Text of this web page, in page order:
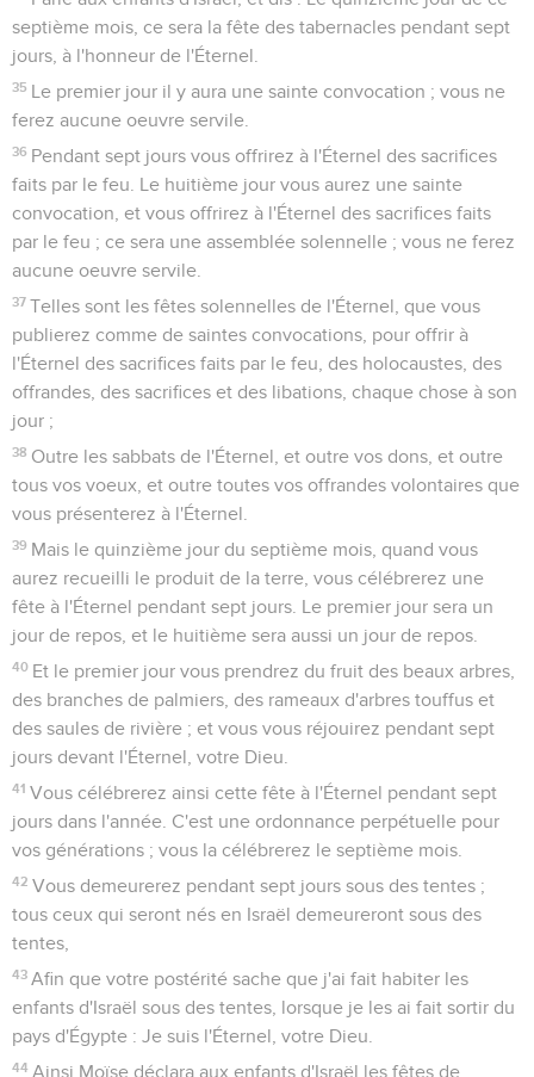
septième mois, ce sera la fête des tabernacles pendant sept
jours, à l'honneur de l'Éternel.
35 Le premier jour il y aura une sainte convocation ; vous ne
ferez aucune oeuvre servile.
36 Pendant sept jours vous offrirez à l'Éternel des sacrifices
faits par le feu. Le huitième jour vous aurez une sainte
convocation, et vous offrirez à l'Éternel des sacrifices faits
par le feu ; ce sera une assemblée solennelle ; vous ne ferez
aucune oeuvre servile.
37 Telles sont les fêtes solennelles de l'Éternel, que vous
publierez comme de saintes convocations, pour offrir à
l'Éternel des sacrifices faits par le feu, des holocaustes, des
offrandes, des sacrifices et des libations, chaque chose à son
jour ;
38 Outre les sabbats de l'Éternel, et outre vos dons, et outre
tous vos voeux, et outre toutes vos offrandes volontaires que
vous présenterez à l'Éternel.
39 Mais le quinzième jour du septième mois, quand vous
aurez recueilli le produit de la terre, vous célébrerez une
fête à l'Éternel pendant sept jours. Le premier jour sera un
jour de repos, et le huitième sera aussi un jour de repos.
40 Et le premier jour vous prendrez du fruit des beaux arbres,
des branches de palmiers, des rameaux d'arbres touffus et
des saules de rivière ; et vous vous réjouirez pendant sept
jours devant l'Éternel, votre Dieu.
41 Vous célébrerez ainsi cette fête à l'Éternel pendant sept
jours dans l'année. C'est une ordonnance perpétuelle pour
vos générations ; vous la célébrerez le septième mois.
42 Vous demeurerez pendant sept jours sous des tentes ;
tous ceux qui seront nés en Israël demeureront sous des
tentes,
43 Afin que votre postérité sache que j'ai fait habiter les
enfants d'Israël sous des tentes, lorsque je les ai fait sortir du
pays d'Égypte : Je suis l'Éternel, votre Dieu.
44 Ainsi Moïse déclara aux enfants d'Israël les fêtes de